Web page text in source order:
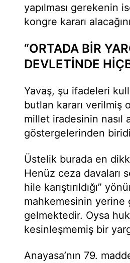
yapılması gerekenin
kongre kararı
“ORTADA BİR
DEVLETİNDE
Yavaş, şu ifadeleri
butlan kararı verilmiş
millet iradesinin nasıl
göstergelerinden
Üstelik burada en
Henüz ceza davaları
hile karıştırıldığı”
mahkemesinin yerine
gelmektedir. Oysa
kesinleşmemiş bir
Anayasa’nın 79.